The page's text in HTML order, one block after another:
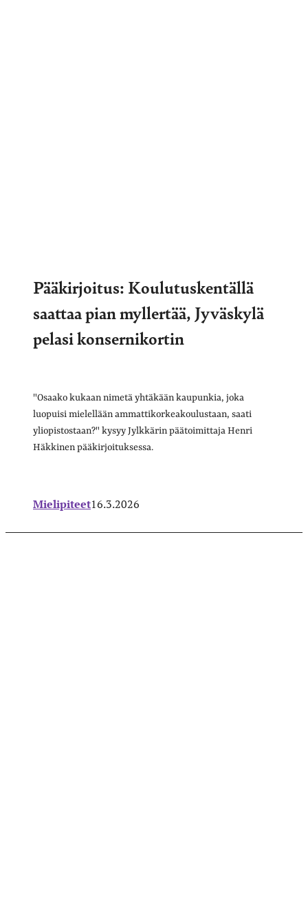
Pääkirjoitus: Koulutuskentällä
saattaa pian myllertää, Jyväskylä
pelasi konsernikortin
"Osaako kukaan nimetä yhtäkään kaupunkia, joka
luopuisi mielellään ammattikorkeakoulustaan, saati
yliopistostaan?" kysyy Jylkkärin päätoimittaja Henri
Häkkinen pääkirjoituksessa.
Mielipiteet16.3.2026